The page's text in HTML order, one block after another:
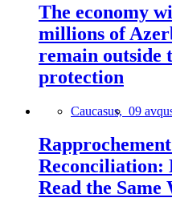
The economy
millions of
remain outside
protection
Caucasus, 09
Reconciliation:
Read the